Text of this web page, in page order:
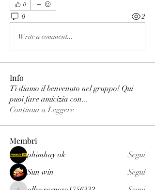
0
0 2
Write a comment...
Info
Ti diamo il benvenuto nel gruppo! Qui
puoi fare amicizia con...
Continua a Leggere
Membri
phimhay ok
Segui
Sun win
Segui
allenreynoso1756332 Segui